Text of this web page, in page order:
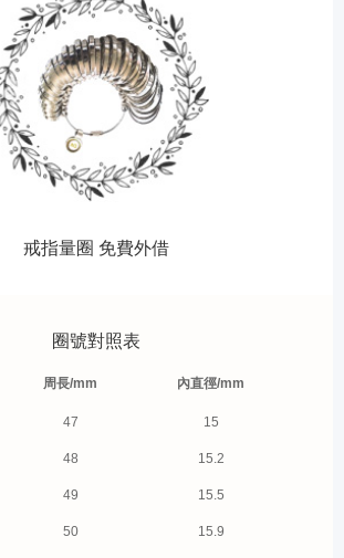
戒指量圈 免費外借
圈號對照表
周長/mm 內直徑/mm
47 15
48 15.2
49 15.5
50 15.9